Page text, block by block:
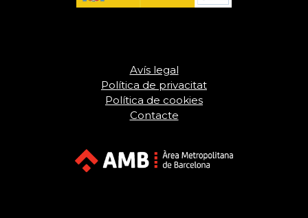
Avís legal
Política de privacitat
Política de cookies
Contacte